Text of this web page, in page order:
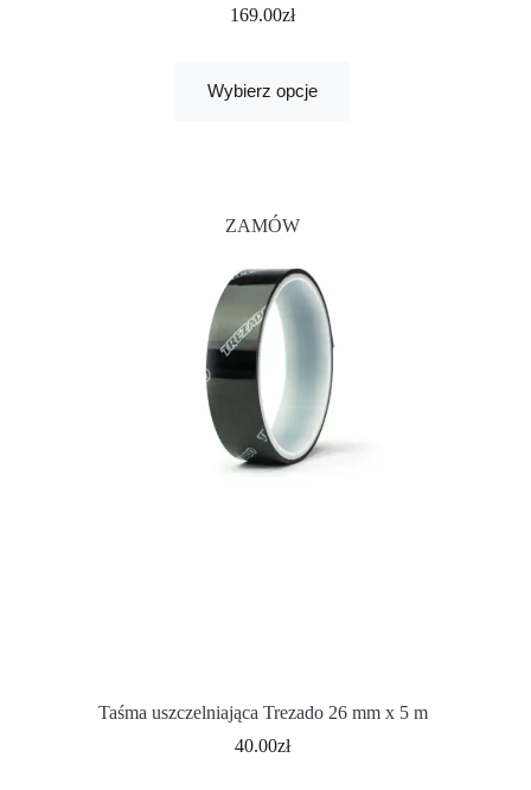
169.00zł
Wybierz opcje
ZAMÓW
Taśma uszczelniająca Trezado 26 mm x 5 m
40.00zł